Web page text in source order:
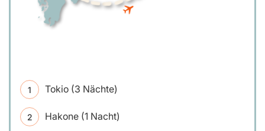
Tokio (3 Nächte)
Hakone (1 Nacht)